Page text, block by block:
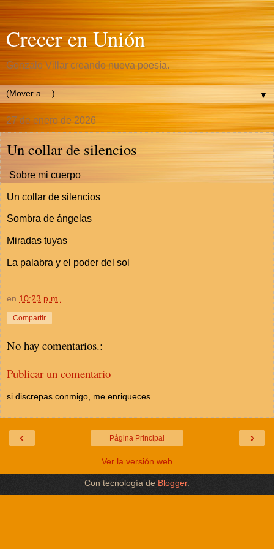
Crecer en Unión
Gonzalo Villar creando nueva poesía.
▼
27 de enero de 2026
Un collar de silencios
Sobre mi cuerpo
Un collar de silencios
Sombra de ángelas
Miradas tuyas
La palabra y el poder del sol
en 10:23 p.m.
Compartir
No hay comentarios.:
Publicar un comentario
si discrepas conmigo, me enriqueces.
‹ ›
Página Principal
Ver la versión web
Con tecnología de Blogger.